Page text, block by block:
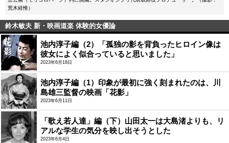
荒木経惟）
鈴木敏夫 新・映画道楽 体験的女優論
池内淳子編（2）「孤独の影を背負ったヒロイン像は
彼女によく似合っていると思いました」
2023年6月18日
池内淳子編（1）印象が最初に強く刻まれたのは、川
島雄三監督の映画「花影」
2023年6月11日
「歌え若人達」編（下）山田太一は大島渚よりも、リ
アルな学生の気分を映し出そうとした
2023年6月4日